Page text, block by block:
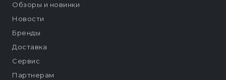
Обзоры и новинки
Новости
Бренды
Доставка
Сервис
Партнерам